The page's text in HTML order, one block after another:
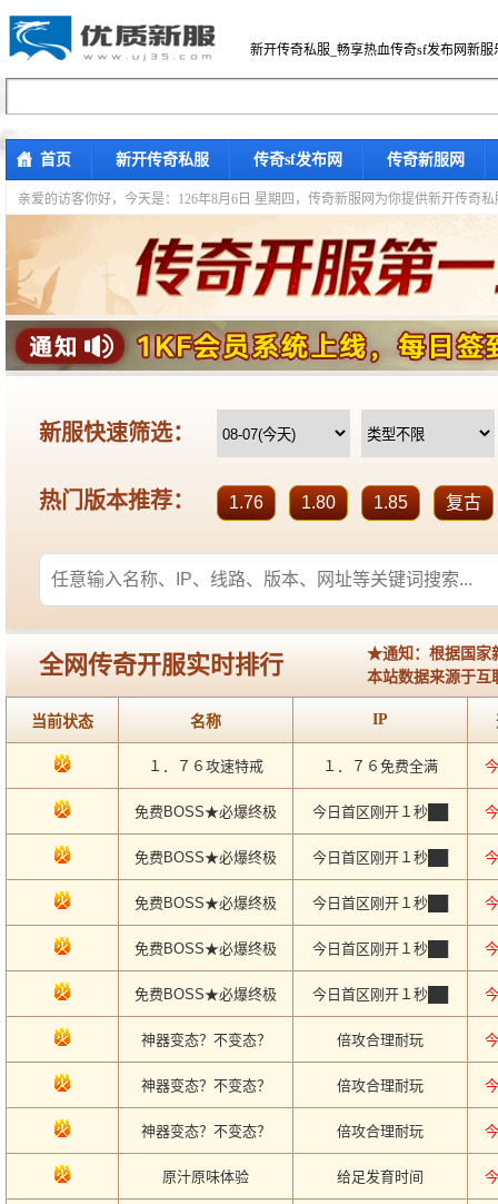
新开传奇私服_畅享热血传奇sf发布网新服
首页 新开传奇私服 传奇sf发布网 传奇新服网
亲爱的访客你好， 今天是：126年8月6日 星期四，传奇新服网为你提供新开传奇